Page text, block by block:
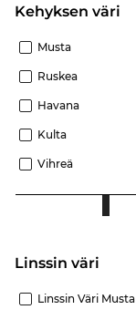
Kehyksen väri
Musta
Ruskea
Havana
Kulta
Vihreä
Linssin väri
Linssin Väri Musta